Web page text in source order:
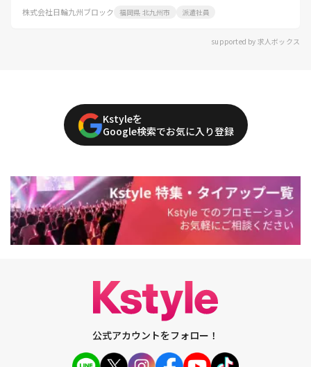
株式会社日輪九州ブロック 福岡県 北九州市 派遣社員
supported by 求人ボックス
Kstyleを
Google検索でお気に入り登録
公式アカウントをフォロー！